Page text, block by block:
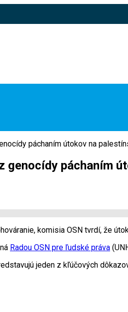
páchaním útokov na
genocídy páchaním
komisia OSN tvrdí, že
Radou OSN pre ľudské práva
jeden z kľúčových